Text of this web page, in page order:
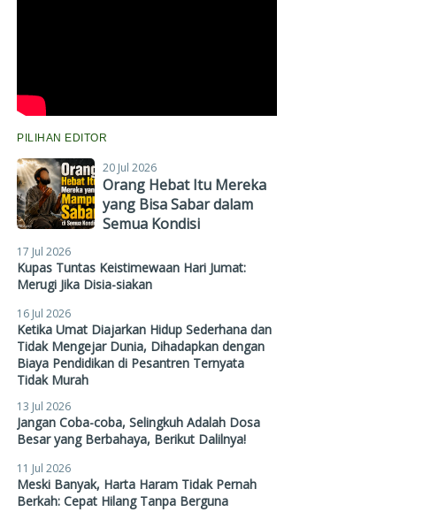
PILIHAN EDITOR
20 Jul 2026
Orang Hebat Itu Mereka
yang Bisa Sabar dalam
Semua Kondisi
17 Jul 2026
Kupas Tuntas Keistimewaan Hari Jumat:
Merugi Jika Disia-siakan
16 Jul 2026
Ketika Umat Diajarkan Hidup Sederhana dan
Tidak Mengejar Dunia, Dihadapkan dengan
Biaya Pendidikan di Pesantren Ternyata
Tidak Murah
13 Jul 2026
Jangan Coba-coba, Selingkuh Adalah Dosa
Besar yang Berbahaya, Berikut Dalilnya!
11 Jul 2026
Meski Banyak, Harta Haram Tidak Pernah
Berkah: Cepat Hilang Tanpa Berguna